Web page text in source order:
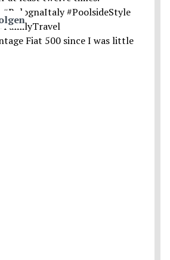
Fiat 500 since I was little